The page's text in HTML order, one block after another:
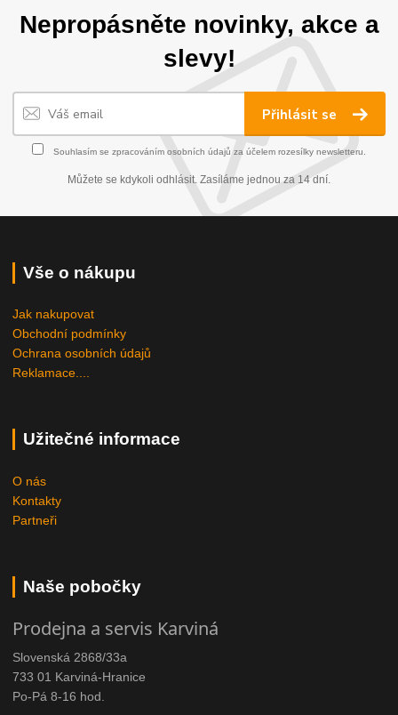
Nepropásněte novinky, akce a
slevy!
Přihlásit se
Souhlasím se zpracováním osobních údajů za účelem rozesílky newsletteru.
Můžete se kdykoli odhlásit. Zasíláme jednou za 14 dní.
Vše o nákupu
Jak nakupovat
Obchodní podmínky
Ochrana osobních údajů
Reklamace....
Užitečné informace
O nás
Kontakty
Partneři
Naše pobočky
Prodejna a servis Karviná
Slovenská 2868/33a
733 01 Karviná-Hranice
Po-Pá 8-16 hod.